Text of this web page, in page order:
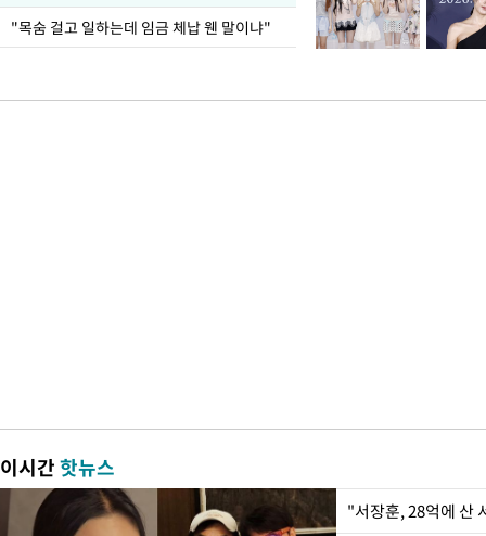
"목숨 걸고 일하는데 임금 체납 웬 말이냐"
이시간핫뉴스
"서장훈, 28억에 산